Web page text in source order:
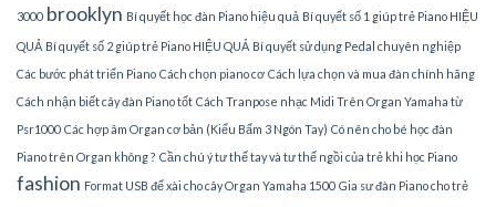
3000 brooklyn Bí quyết học đàn Piano hiệu quả Bí quyết số 1 giúp trẻ Piano HIỆU
QUẢ Bí quyết số 2 giúp trẻ Piano HIỆU QUẢ Bí quyết sử dụng Pedal chuyên nghiệp
Các bước phát triển Piano Cách chọn piano cơ Cách lựa chọn và mua đàn chính hãng
Cách nhận biết cây đàn Piano tốt Cách Tranpose nhạc Midi Trên Organ Yamaha từ
Psr1000 Các hợp âm Organ cơ bản (Kiểu Bấm 3 Ngón Tay) Có nên cho bé học đàn
Piano trên Organ không ? Cần chú ý tư thế tay và tư thế ngồi của trẻ khi học Piano
fashion Format USB để xài cho cây Organ Yamaha 1500 Gia sư đàn Piano cho trẻ